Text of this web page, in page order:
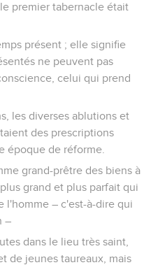
premier tabernacle était
présent ; elle signifie
ne peuvent pas
celui qui prend
les diverses ablutions et
des prescriptions
époque de réforme.
grand-prêtre des biens à
grand et plus parfait qui
l'homme – c'est-à-dire qui
–
dans le lieu très saint,
de jeunes taureaux, mais